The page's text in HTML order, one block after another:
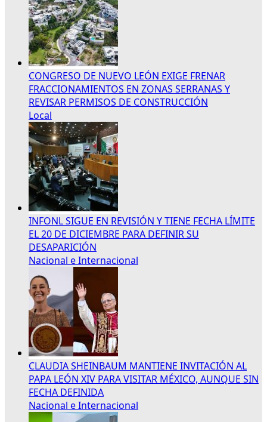
CONGRESO DE NUEVO LEÓN EXIGE FRENAR
FRACCIONAMIENTOS EN ZONAS SERRANAS Y
REVISAR PERMISOS DE CONSTRUCCIÓN
Local
INFONL SIGUE EN REVISIÓN Y TIENE FECHA LÍMITE
EL 20 DE DICIEMBRE PARA DEFINIR SU
DESAPARICIÓN
Nacional e Internacional
CLAUDIA SHEINBAUM MANTIENE INVITACIÓN AL
PAPA LEÓN XIV PARA VISITAR MÉXICO, AUNQUE SIN
FECHA DEFINIDA
Nacional e Internacional